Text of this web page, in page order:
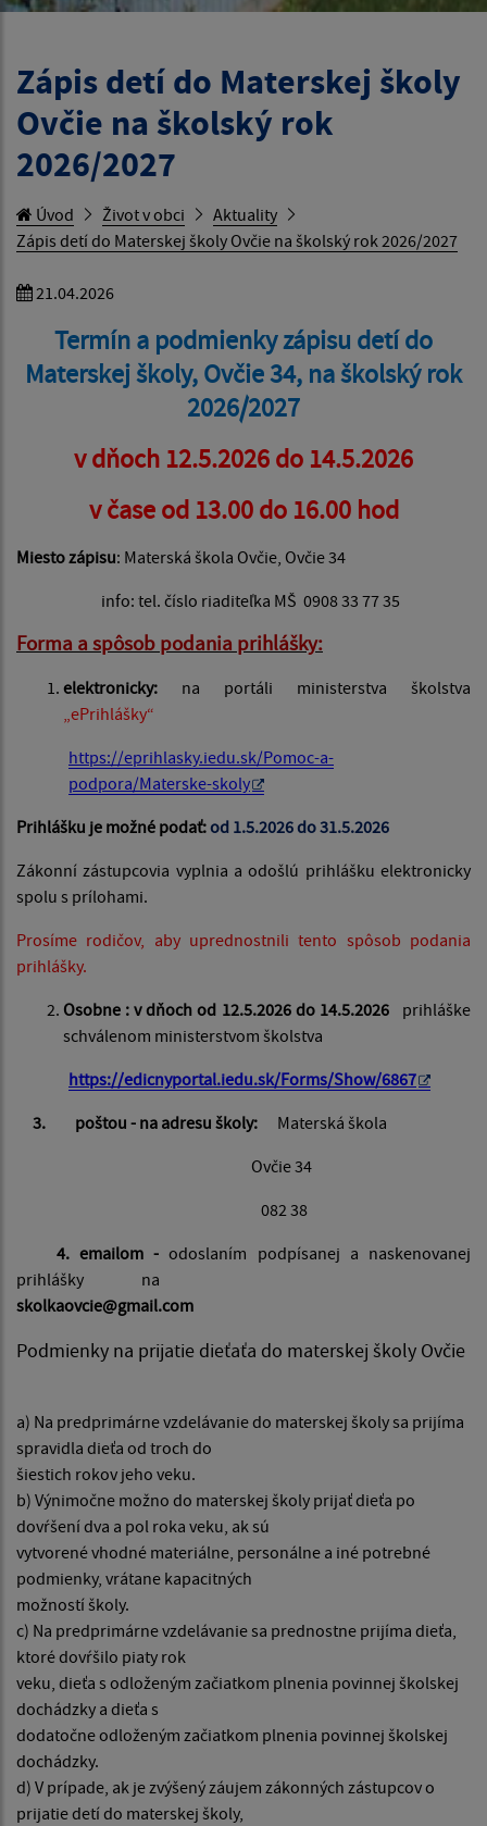
Zápis detí do Materskej školy
Ovčie na školský rok
2026/2027
Úvod Život v obci
Aktuality
Zápis detí do Materskej školy Ovčie na školský rok 2026/2027
21.04.2026
Termín a podmienky zápisu detí do
Materskej školy, Ovčie 34, na školský rok
2026/2027
v dňoch 12.5.2026 do 14.5.2026
v čase od 13.00 do 16.00 hod
Miesto zápisu: Materská škola Ovčie, Ovčie 34
info: tel. číslo riaditeľka MŠ 0908 33 77 35
Forma a spôsob podania prihlášky:
elektronicky: na portáli ministerstva školstva
„ePrihlášky“
https://eprihlasky.iedu.sk/Pomoc-a-
podpora/Materske-skoly
Prihlášku je možné podať:od 1.5.2026 do 31.5.2026
Zákonní zástupcovia vyplnia a odošlú prihlášku elektronicky
spolu s prílohami.
Prosíme rodičov, aby uprednostnili tento spôsob podania
prihlášky.
Osobne : v dňoch od 12.5.2026 do 14.5.2026
prihláške
schválenom ministerstvom školstva
https://edicnyportal.iedu.sk/Forms/Show/6867
3. poštou - na adresu školy: Materská škola
Ovčie 34
082 38
4. emailom - odoslaním podpísanej a naskenovanej
prihlášky na
skolkaovcie@gmail.com
Podmienky na prijatie dieťaťa do materskej školy Ovčie
a) Na predprimárne vzdelávanie do materskej školy sa prijíma
spravidla dieťa od troch do
šiestich rokov jeho veku.
b) Výnimočne možno do materskej školy prijať dieťa po
dovŕšení dva a pol roka veku, ak sú
vytvorené vhodné materiálne, personálne a iné potrebné
podmienky, vrátane kapacitných
možností školy.
c) Na predprimárne vzdelávanie sa prednostne prijíma dieťa,
ktoré dovŕšilo piaty rok
veku, dieťa s odloženým začiatkom plnenia povinnej školskej
dochádzky a dieťa s
dodatočne odloženým začiatkom plnenia povinnej školskej
dochádzky.
d) V prípade, ak je zvýšený záujem zákonných zástupcov o
prijatie detí do materskej školy,